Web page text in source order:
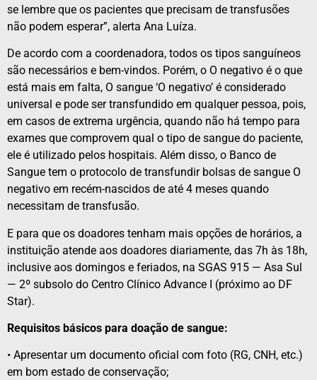
se lembre que os pacientes que precisam de transfusões
não podem esperar”, alerta Ana Luíza.
De acordo com a coordenadora, todos os tipos sanguíneos
são necessários e bem-vindos. Porém, o O negativo é o que
está mais em falta, O sangue ‘O negativo’ é considerado
universal e pode ser transfundido em qualquer pessoa, pois,
em casos de extrema urgência, quando não há tempo para
exames que comprovem qual o tipo de sangue do paciente,
ele é utilizado pelos hospitais. Além disso, o Banco de
Sangue tem o protocolo de transfundir bolsas de sangue O
negativo em recém-nascidos de até 4 meses quando
necessitam de transfusão.
E para que os doadores tenham mais opções de horários, a
instituição atende aos doadores diariamente, das 7h às 18h,
inclusive aos domingos e feriados, na SGAS 915 — Asa Sul
— 2º subsolo do Centro Clínico Advance I (próximo ao DF
Star).
Requisitos básicos para doação de sangue:
• Apresentar um documento oficial com foto (RG, CNH, etc.)
em bom estado de conservação;